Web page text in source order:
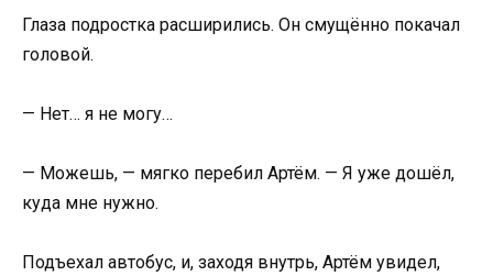
Глаза подростка расширились. Он смущённо покачал
головой.
— Нет… я не могу…
— Можешь, — мягко перебил Артём. — Я уже дошёл,
куда мне нужно.
Подъехал автобус, и, заходя внутрь, Артём увидел,